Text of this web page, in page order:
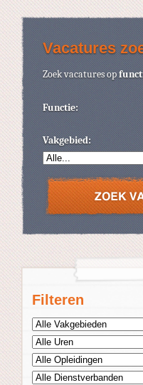
Filteren
Vacatures
Zoek vacatures op
Functie:
Vakgebied: